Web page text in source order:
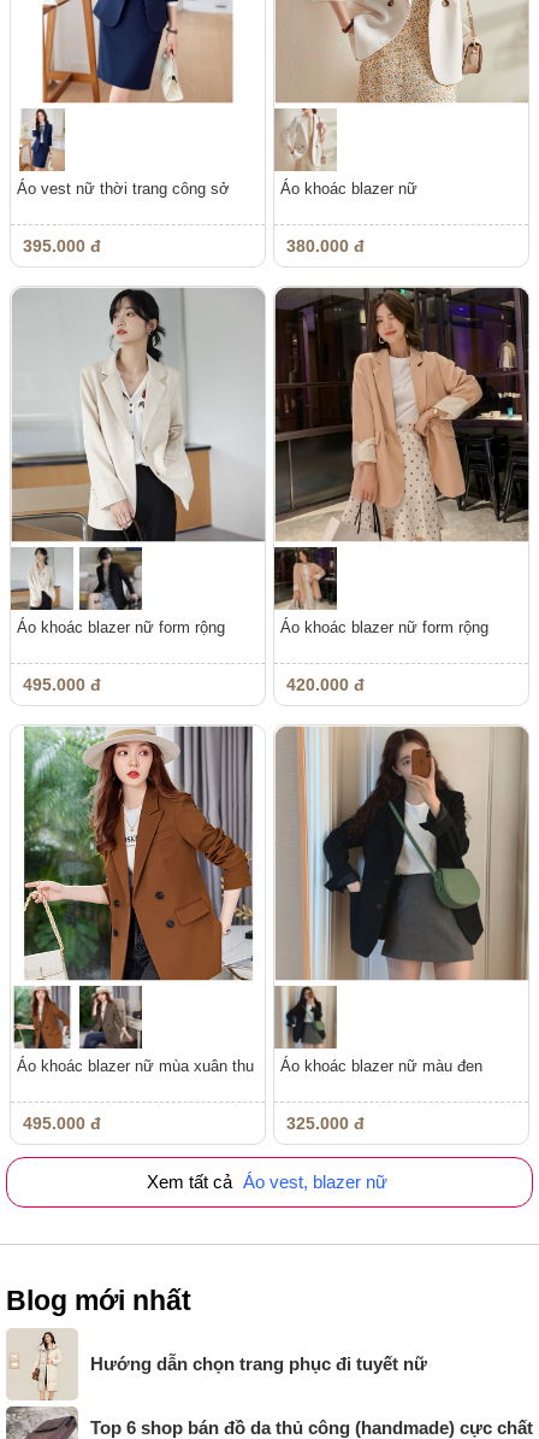
Áo vest nữ thời trang công sở
395.000 đ
Áo khoác blazer nữ
380.000 đ
Áo khoác blazer nữ form rộng
495.000 đ
Áo khoác blazer nữ form rộng
420.000 đ
Áo khoác blazer nữ mùa xuân thu
495.000 đ
Áo khoác blazer nữ màu đen
325.000 đ
Xem tất cả Áo vest, blazer nữ
Blog mới nhất
Hướng dẫn chọn trang phục đi tuyết nữ
Top 6 shop bán đồ da thủ công (handmade) cực chất